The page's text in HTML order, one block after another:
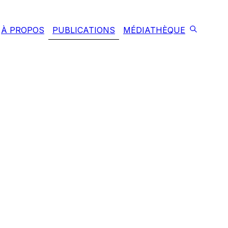
À PROPOS PUBLICATIONS MÉDIATHÈQUE